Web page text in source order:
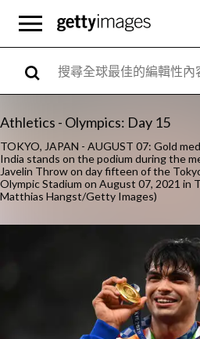
Athletics - Olympics: Day 15
TOKYO, JAPAN - AUGUST 07: Gold
India stands on the podium during the
Javelin Throw on day fifteen of the
Olympic Stadium on August 07, 2021 in
Matthias Hangst/Getty Images)